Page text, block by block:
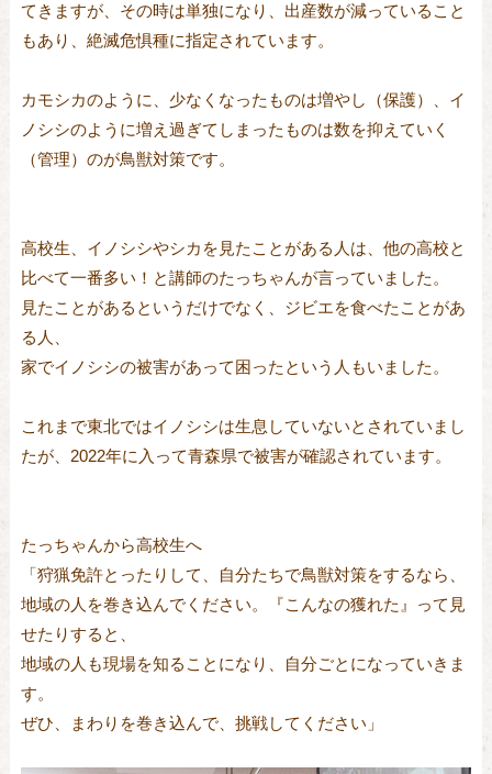
てきますが、その時は単独になり、出産数が減っていること
もあり、絶滅危惧種に指定されています。
カモシカのように、少なくなったものは増やし（保護）、イ
ノシシのように増え過ぎてしまったものは数を抑えていく
（管理）のが鳥獣対策です。
高校生、イノシシやシカを見たことがある人は、他の高校と
比べて一番多い！と講師のたっちゃんが言っていました。
見たことがあるというだけでなく、ジビエを食べたことがあ
る人、
家でイノシシの被害があって困ったという人もいました。
これまで東北ではイノシシは生息していないとされていまし
たが、2022年に入って青森県で被害が確認されています。
たっちゃんから高校生へ
「狩猟免許とったりして、自分たちで鳥獣対策をするなら、
地域の人を巻き込んでください。『こんなの獲れた』って見
せたりすると、
地域の人も現場を知ることになり、自分ごとになっていきま
す。
ぜひ、まわりを巻き込んで、挑戦してください」